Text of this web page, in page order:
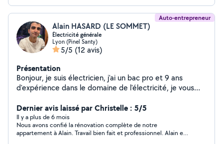
Auto-entrepreneur
Alain HASARD (LE SOMMET)
Électricité générale
Lyon (Pinel Santy)
5/5 (12 avis)
Présentation
Bonjour, je suis électricien, j'ai un bac pro et 9 ans
d'expérience dans le domaine de l'électricité, je vous
pour moi une priorité absolue. Merci et à bientôt.
Dernier avis laissé par Christelle : 5/5
Il y a plus de 6 mois
Nous avons confié la rénovation complète de notre
appartement à Alain. Travail bien fait et professionnel. Alain est